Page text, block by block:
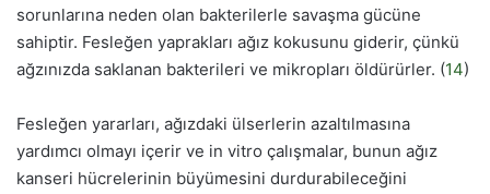
sorunlarına neden olan bakterilerle savaşma gücüne
sahiptir. Fesleğen yaprakları ağız kokusunu giderir, çünkü
ağzınızda saklanan bakterileri ve mikropları öldürürler. (14)
Fesleğen yararları, ağızdaki ülserlerin azaltılmasına
yardımcı olmayı içerir ve in vitro çalışmalar, bunun ağız
kanseri hücrelerinin büyümesini durdurabileceğini